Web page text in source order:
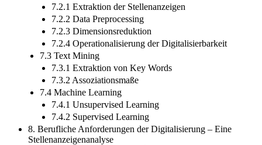
7.2.1 Extraktion der Stellenanzeigen
7.2.2 Data Preprocessing
7.2.3 Dimensionsreduktion
7.2.4 Operationalisierung der Digitalisierbarkeit
7.3 Text Mining
7.3.1 Extraktion von Key Words
7.3.2 Assoziationsmaße
7.4 Machine Learning
7.4.1 Unsupervised Learning
7.4.2 Supervised Learning
8. Berufliche Anforderungen der Digitalisierung – Eine
Stellenanzeigenanalyse